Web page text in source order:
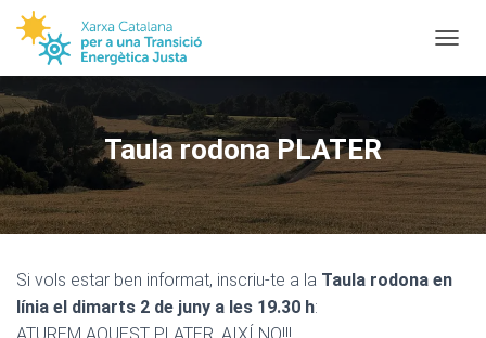
Taula rodona PLATER
Si vols estar ben informat, inscriu-te a la Taula rodona en
línia el dimarts 2 de juny a les 19.30 h: